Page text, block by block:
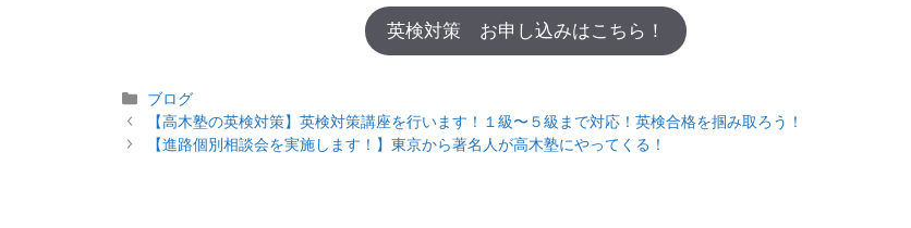
英検対策 お申し込みはこちら！
カ
テ
ゴ
ブログ
投
稿
【高木塾の英検対策】英検対策講座を行います！１級〜５級まで対応！英検合格を掴み取ろう！
【進路個別相談会を実施します！】東京から著名人が高木塾にやってくる！